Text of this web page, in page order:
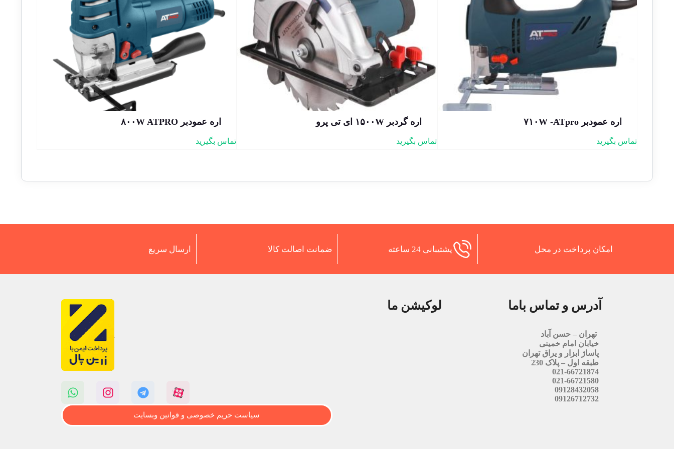
اره عمودبر ۷۱۰W -ATpro
تماس بگیرید
اره گردبر ۱۵۰۰W ای تی پرو
تماس بگیرید
اره عمودبر ۸۰۰W ATPRO
تماس بگیرید
امکان پرداخت در محل پشتیبانی 24 ساعته ضمانت اصالت کالا ارسال سریع
آدرس و تماس باما
تهران – حسن آباد
خیابان امام خمینی
پاساژ ابزار و یراق تهران
طبقه اول – پلاک 230
021-66721874
021-66721580
09128432058
09126712732
لوکیشن ما
سیاست حریم خصوصی و قوانین وبسایت